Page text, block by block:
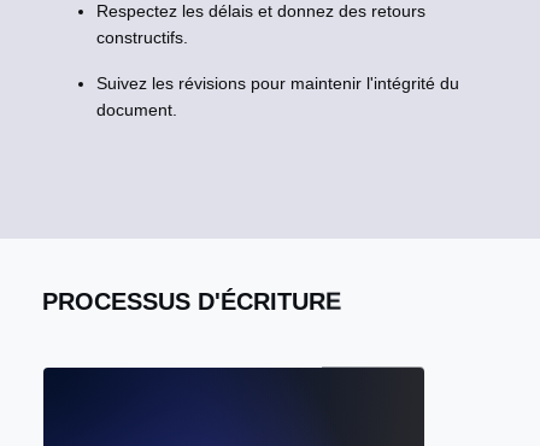
Respectez les délais et donnez des retours
constructifs.
Suivez les révisions pour maintenir l'intégrité du
document.
PROCESSUS D'ÉCRITURE